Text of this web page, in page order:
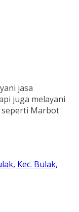
jasa
juga melayani
seperti Marbot
Kec. Bulak,